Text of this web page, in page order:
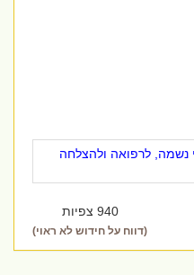
לרפואה ולהצלחה
940 צפיות
(דווח על חידוש לא ראוי)